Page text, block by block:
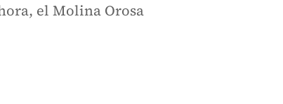
el Molina Orosa